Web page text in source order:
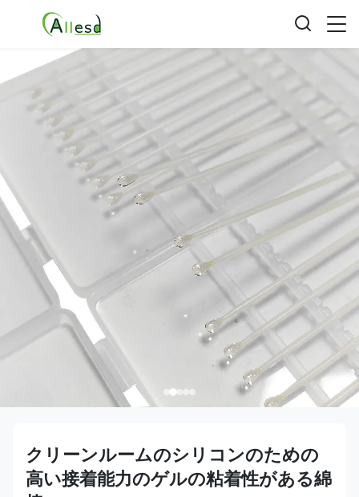
クリーンルームのシリコンのための
高い接着能力のゲルの粘着性がある綿